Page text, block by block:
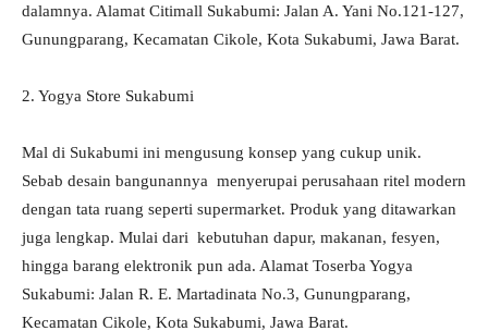
dalamnya. Alamat Citimall Sukabumi: Jalan A. Yani No.121-127,
Gunungparang, Kecamatan Cikole, Kota Sukabumi, Jawa Barat.
2. Yogya Store Sukabumi
Mal di Sukabumi ini mengusung konsep yang cukup unik.
Sebab desain bangunannya menyerupai perusahaan ritel modern
dengan tata ruang seperti supermarket. Produk yang ditawarkan
juga lengkap. Mulai dari kebutuhan dapur, makanan, fesyen,
hingga barang elektronik pun ada. Alamat Toserba Yogya
Sukabumi: Jalan R. E. Martadinata No.3, Gunungparang,
Kecamatan Cikole, Kota Sukabumi, Jawa Barat.